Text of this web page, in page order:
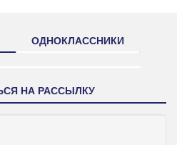
ОДНОКЛАССНИКИ
НА РАССЫЛКУ